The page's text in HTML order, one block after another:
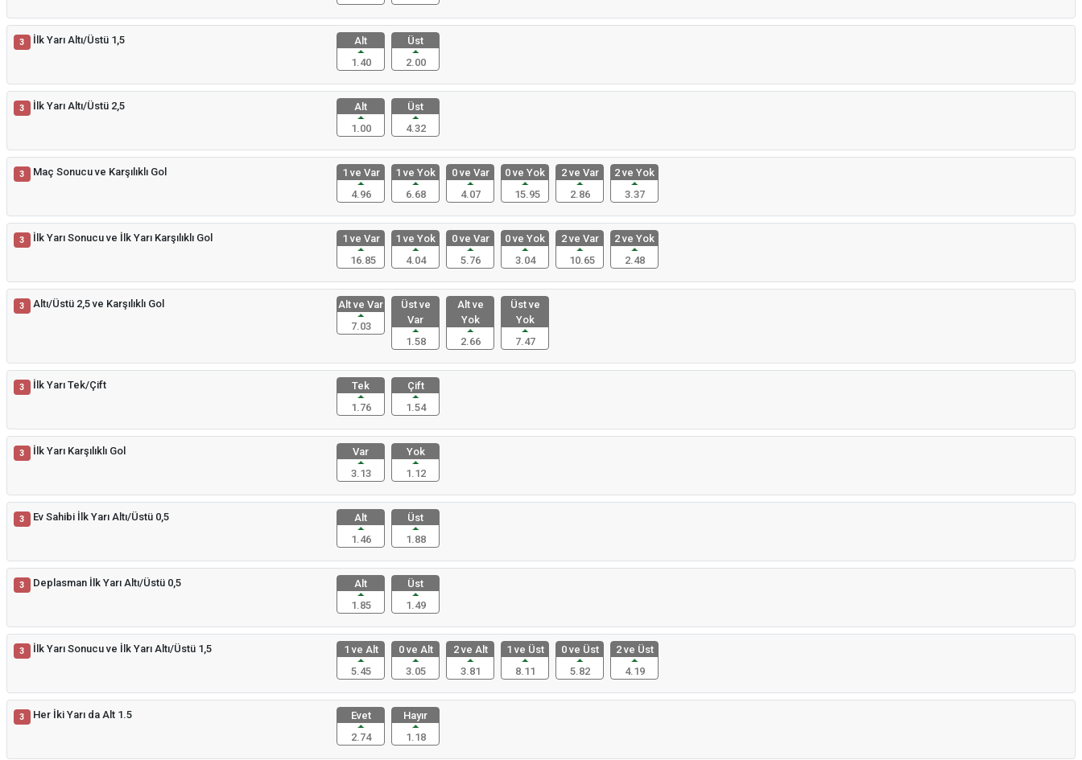
3 İlk Yarı Altı/Üstü 1,5
Alt
1.40
Üst
2.00
3 İlk Yarı Altı/Üstü 2,5
Alt
1.00
Üst
4.32
3 Maç Sonucu ve Karşılıklı Gol
1 ve Var
4.96
1 ve Yok
6.68
0 ve Var
4.07
0 ve Yok
15.95
2 ve Var
2.86
2 ve Yok
3.37
3 İlk Yarı Sonucu ve İlk Yarı Karşılıklı Gol
1 ve Var
16.85
1 ve Yok
4.04
0 ve Var
5.76
0 ve Yok
3.04
2 ve Var
10.65
2 ve Yok
2.48
3 Altı/Üstü 2,5 ve Karşılıklı Gol
Alt ve Var
7.03
Üst ve
Var
1.58
Alt ve
Yok
2.66
Üst ve
Yok
7.47
3 İlk Yarı Tek/Çift
Tek
1.76
Çift
1.54
3 İlk Yarı Karşılıklı Gol
Var
3.13
Yok
1.12
3 Ev Sahibi İlk Yarı Altı/Üstü 0,5
Alt
1.46
Üst
1.88
3 Deplasman İlk Yarı Altı/Üstü 0,5
Alt
1.85
Üst
1.49
3 İlk Yarı Sonucu ve İlk Yarı Altı/Üstü 1,5
1 ve Alt
5.45
0 ve Alt
3.05
2 ve Alt
3.81
1 ve Üst
8.11
0 ve Üst
5.82
2 ve Üst
4.19
3 Her İki Yarı da Alt 1.5
Evet
2.74
Hayır
1.18